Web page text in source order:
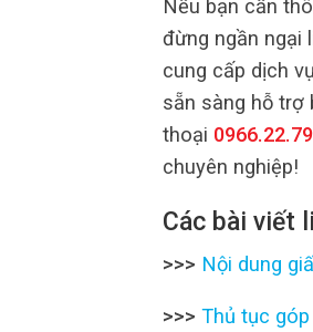
Nếu bạn cần
đừng ngần ngại
cung cấp dịch
sẵn sàng hỗ trợ
thoại
chuyên nghiệp!
Các bài viết
>>> Nội dung
>>> Thủ tục